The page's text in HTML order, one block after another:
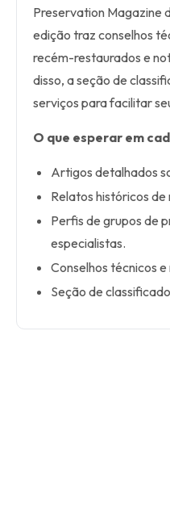
Preservation Magazine
edição traz conselhos
recém-restaurados e
disso, a seção de
serviços para facilitar
O que esperar em
Artigos detalhados
Relatos históricos
Perfis de grupos de
especialistas.
Conselhos técnicos
Seção de